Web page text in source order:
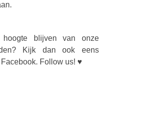
blijven van onze
Kijk dan ook eens
Follow us! ♥